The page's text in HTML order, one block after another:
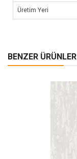
Üretim Yeri
BENZER ÜRÜNLER